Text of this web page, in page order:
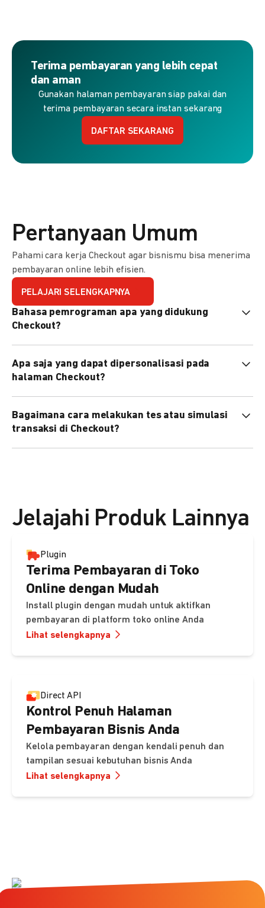
Terima pembayaran yang lebih cepat
dan aman
Gunakan halaman pembayaran siap pakai dan
terima pembayaran secara instan sekarang
DAFTAR SEKARANG
Pertanyaan Umum
Pahami cara kerja Checkout agar bisnismu bisa menerima
pembayaran online lebih efisien.
PELAJARI SELENGKAPNYA
Bahasa pemrograman apa yang didukung
Checkout?
PHP, Node.js, Go, dll).
Apa saja yang dapat dipersonalisasi pada
halaman Checkout?
preferensi bahasa, dan urutan metode pembayaran sesuai
kebutuhan brand Anda.
Bagaimana cara melakukan tes atau simulasi
transaksi di Checkout?
Jelajahi Produk Lainnya
Plugin
Terima Pembayaran di Toko
Online dengan Mudah
Install plugin dengan mudah untuk aktifkan
pembayaran di platform toko online Anda
Lihat selengkapnya
Direct API
Kontrol Penuh Halaman
Pembayaran Bisnis Anda
Kelola pembayaran dengan kendali penuh dan
tampilan sesuai kebutuhan bisnis Anda
Lihat selengkapnya